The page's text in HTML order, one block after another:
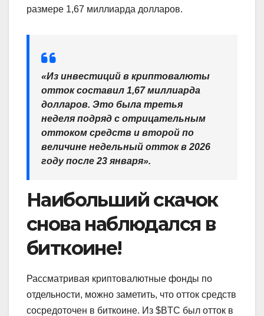
размере 1,67 миллиарда долларов.
«Из инвестиций в криптовалюты
отток составил 1,67 миллиарда
долларов. Это была третья
неделя подряд с отрицательным
оттоком средств и второй по
величине недельный отток в 2026
году после 23 января».
Наибольший скачок
снова наблюдался в
биткоине!
Рассматривая криптовалютные фонды по
отдельности, можно заметить, что отток средств
сосредоточен в биткоине. Из $BTC был отток в